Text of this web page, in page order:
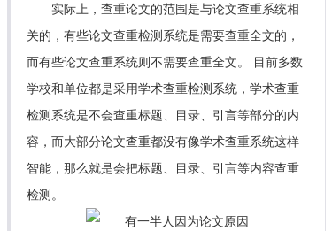
实际上，查重论文的范围是与论文查重系统相
关的，有些论文查重检测系统是需要查重全文的，
而有些论文查重系统则不需要查重全文。 目前多数
学校和单位都是采用学术查重检测系统，学术查重
检测系统是不会查重标题、目录、引言等部分的内
容，而大部分论文查重都没有像学术查重系统这样
智能，那么就是会把标题、目录、引言等内容查重
检测。